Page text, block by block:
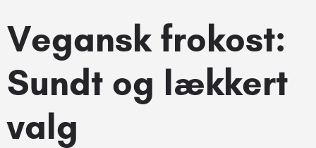
Vegansk frokost:
Sundt og lækkert
valg